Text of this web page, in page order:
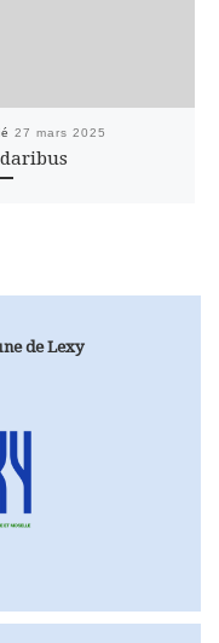
27 mars 2025
de Lexy